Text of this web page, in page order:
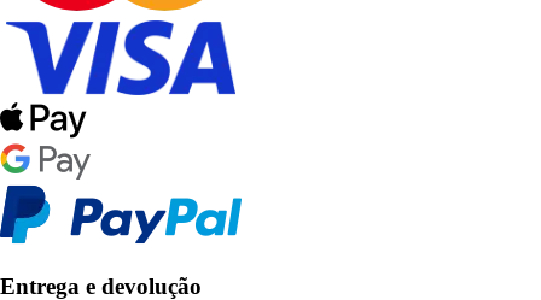
Entrega e devolução